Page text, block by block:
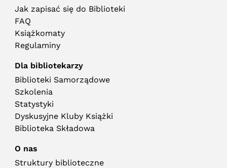
Jak zapisać się do Biblioteki
FAQ
Książkomaty
Regulaminy
Dla bibliotekarzy
Biblioteki Samorządowe
Szkolenia
Statystyki
Dyskusyjne Kluby Książki
Biblioteka Składowa
O nas
Struktury biblioteczne